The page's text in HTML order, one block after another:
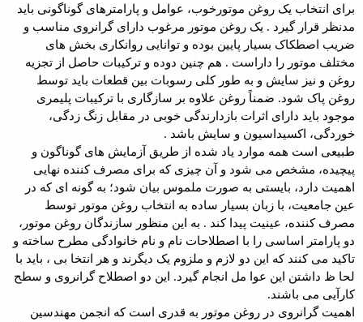
برای انتخاب یک روغن موتورخوب، عوامل و پارامترهای گوناگونی باید
مدنظر قرار گیرد . یک روغن موتور مرغوب دارای گرانروی مناسب و
ضریب اصطکاک بسیار پایین بوده و توانایی روانکاری بخش های
مختلف موتور را داراست . هم چنین دوده و ترکیبات حاصل از تجزیه
روغن و نیز سایش و به طور کلی رسوبات بین قطعات باید توسط
روغن پاک شود. ضمناً روغن علاوه بر سازگاری با ترکیبات پلیمری
موجود باید دارای اثرات بازدارندگی خوبی در مقابل زنگ زدگی،
خوردگی، اکسیداسیون و سایش باشد .
طبیعی است همه موارد یاد شده از طریق آزمایش های گوناگون و
پیچیده، مشخص می شود و آن چیزی که برای مصرف کننده نهایی
اهمیت دارد، بایستی به صورت ملموس بیان شود؛ به گونه ای که در
عین جامعیت، با زبان بسیار ساده به انتخاب روغن موتور توسط
مصرف کننده، عینیت پیدا کند . به این منظور سازندگان روغن موتور،
دو پارامتر اساسی را با اصطلاحات نام و نام خانوادگی مطرح ساخته و
تاکید می کنند که این دو لازم و ملزوم یک دیگرند و هر انتخا بی ، باید با
لحا ظ داشتن این عوا مل انجام گیرد. این دو اصطلاح گرانروی و سطح
کارآیی می باشند.
اهمیت گرانروی در روغن موتور به قدری است که انجمن مهندسین